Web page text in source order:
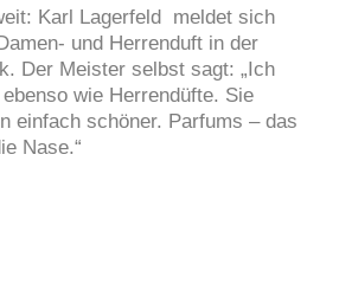
Karl Lagerfeld meldet sich
und Herrenduft in der
Der Meister selbst sagt: „Ich
ebenso wie Herrendüfte. Sie
einfach schöner. Parfums – das
Nase.“